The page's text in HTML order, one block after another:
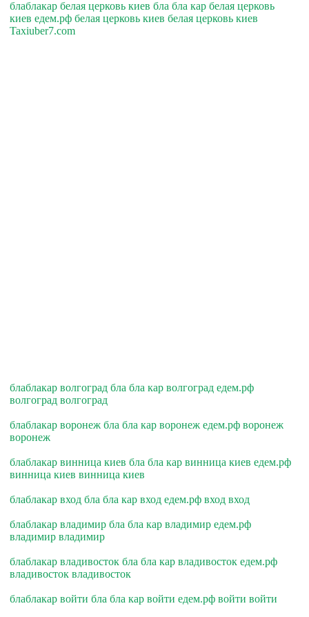
блаблакар белая церковь киев бла бла кар белая церковь
киев едем.рф белая церковь киев белая церковь киев
Taxiuber7.com
блаблакар волгоград бла бла кар волгоград едем.рф
волгоград волгоград
блаблакар воронеж бла бла кар воронеж едем.рф воронеж
воронеж
блаблакар винница киев бла бла кар винница киев едем.рф
винница киев винница киев
блаблакар вход бла бла кар вход едем.рф вход вход
блаблакар владимир бла бла кар владимир едем.рф
владимир владимир
блаблакар владивосток бла бла кар владивосток едем.рф
владивосток владивосток
блаблакар войти бла бла кар войти едем.рф войти войти